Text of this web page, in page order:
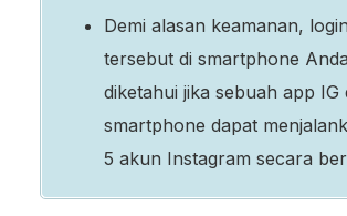
Demi alasan keamanan,
tersebut di smartphone
diketahui jika sebuah app IG
smartphone dapat
5 akun Instagram secara